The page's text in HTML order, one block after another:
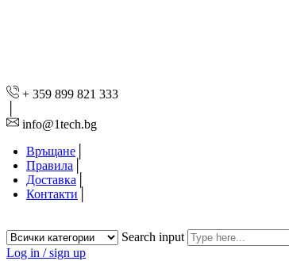
+ 359 899 821 333
info@1tech.bg
Връщане
Правила
Доставка
Контакти
Search input
Log in / sign up